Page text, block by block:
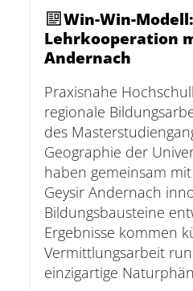
Win-Win-Modell:
Lehrkooperation
Andernach
Praxisnahe
regionale
des
Geographie der
haben gemeinsam
Geysir Andernach
Bildungsbausteine
Ergebnisse kommen
Vermittlungsarbeit
einzigartige